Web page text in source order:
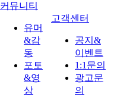
커뮤니티
유머
&감
동
포토
&영
상
고객센터
공지&
이벤트
1:1문의
광고문
의